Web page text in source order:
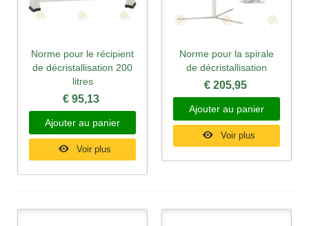
Norme pour le récipient
de décristallisation 200
litres
€ 95,13
Ajouter au panier
Voir plus
Norme pour la spirale
de décristallisation
€ 205,95
Ajouter au panier
Voir plus